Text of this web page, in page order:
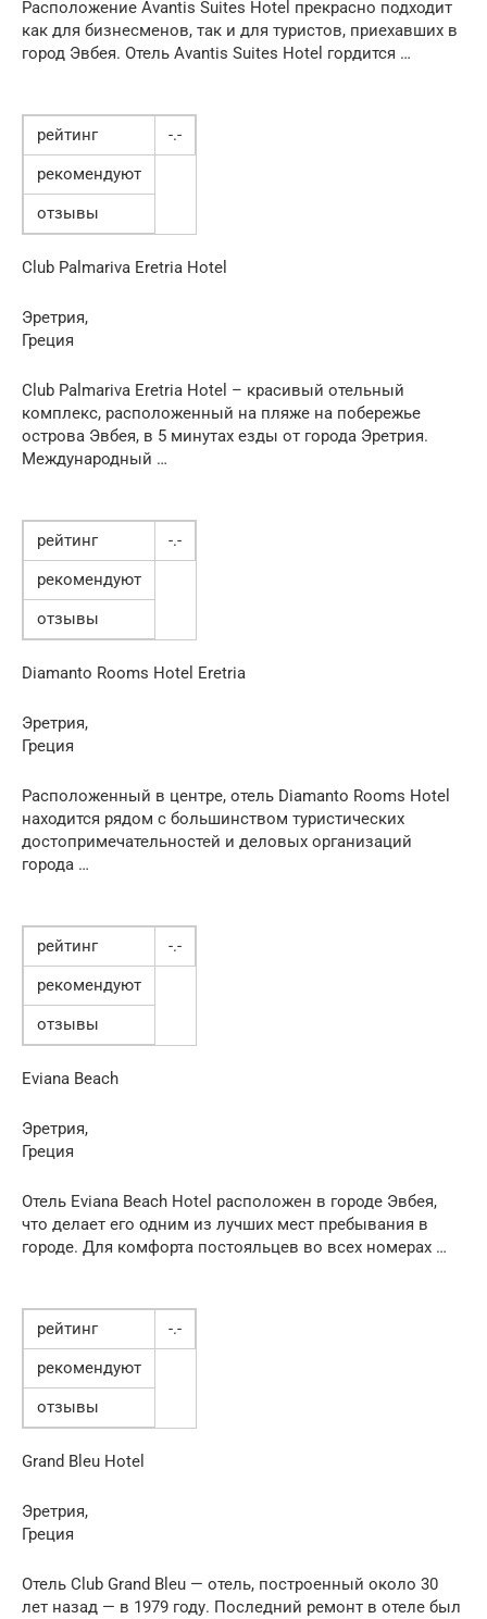
Расположение Avantis Suites Hotel прекрасно подходит
как для бизнесменов, так и для туристов, приехавших в
город Эвбея. Отель Avantis Suites Hotel гордится …
рейтинг
-.-
рекомендуют
отзывы
Club Palmariva Eretria Hotel
Эретрия,
Греция
Club Palmariva Eretria Hotel – красивый отельный
комплекс, расположенный на пляже на побережье
острова Эвбея, в 5 минутах езды от города Эретрия.
Международный …
рейтинг
-.-
рекомендуют
отзывы
Diamanto Rooms Hotel Eretria
Эретрия,
Греция
Расположенный в центре, отель Diamanto Rooms Hotel
находится рядом с большинством туристических
достопримечательностей и деловых организаций
города …
рейтинг
-.-
рекомендуют
отзывы
Eviana Beach
Эретрия,
Греция
Отель Eviana Beach Hotel расположен в городе Эвбея,
что делает его одним из лучших мест пребывания в
городе. Для комфорта постояльцев во всех номерах …
рейтинг
-.-
рекомендуют
отзывы
Grand Bleu Hotel
Эретрия,
Греция
Отель Club Grand Bleu — отель, построенный около 30
лет назад — в 1979 году. Последний ремонт в отеле был